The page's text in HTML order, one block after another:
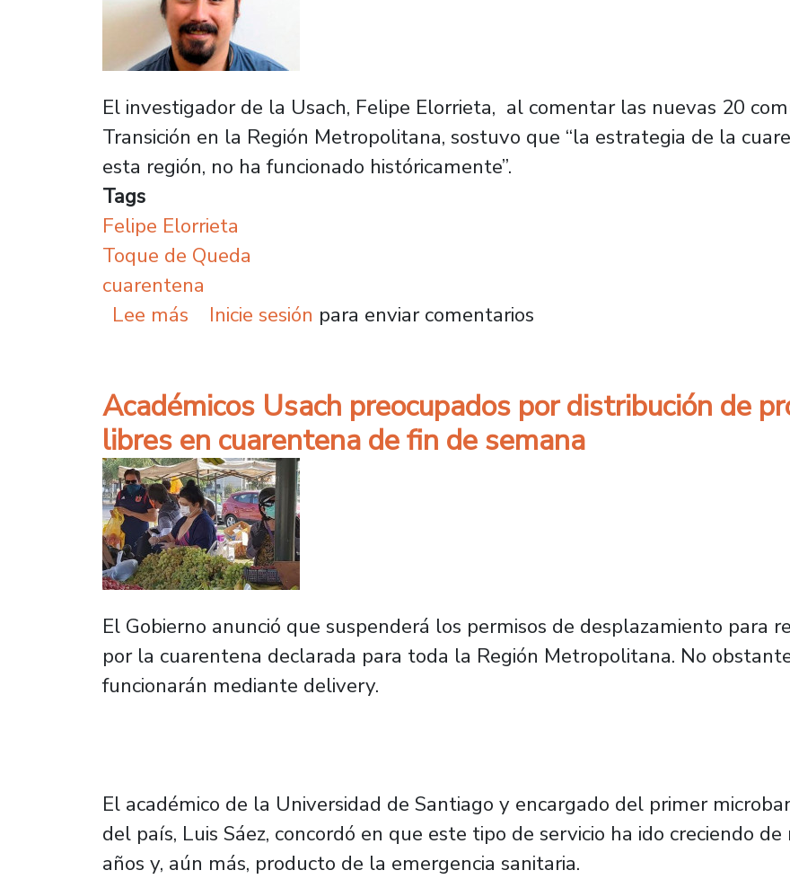
El investigador de la Usach, Felipe Elorrieta, al comentar las nuevas 20
Transición en la Región Metropolitana, sostuvo que “la estrategia de la
esta región, no ha funcionado históricamente”.
Tags
Felipe Elorrieta
Toque de Queda
cuarentena
Lee más sobre Felipe Elorrieta: “Uno esperaría que el toque de queda se
Inicie sesión para enviar comentarios
Académicos Usach preocupados por distribución de
libres en cuarentena de fin de semana
El Gobierno anunció que suspenderá los permisos de desplazamiento para
por la cuarentena declarada para toda la Región Metropolitana. No
funcionarán mediante delivery.
El académico de la Universidad de Santiago y encargado del primer
del país, Luis Sáez, concordó en que este tipo de servicio ha ido creciendo
años y, aún más, producto de la emergencia sanitaria.